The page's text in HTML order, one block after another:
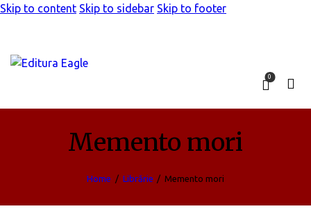
Skip to content Skip to sidebar Skip to footer
0
Memento mori
Home Librărie Memento mori